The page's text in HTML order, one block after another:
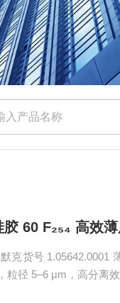
60 F₂₅₄ 高效薄
克货号 1.05642.0001
粒径 5–6 μm，高分离